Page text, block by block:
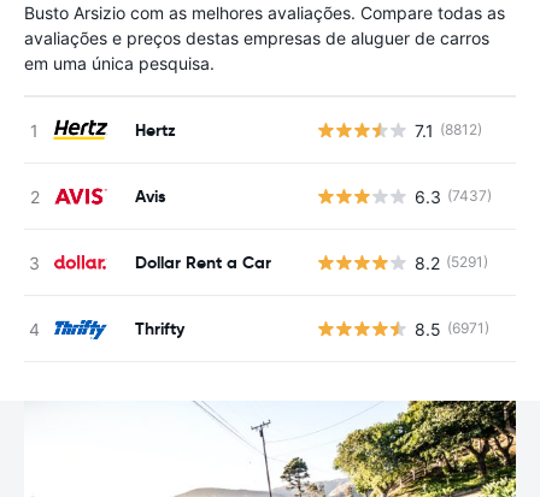
Busto Arsizio com as melhores avaliações. Compare todas as
avaliações e preços destas empresas de aluguer de carros
em uma única pesquisa.
Hertz 7.1 (8812)
Avis 6.3 (7437)
Dollar Rent a Car 8.2 (5291)
Thrifty 8.5 (6971)